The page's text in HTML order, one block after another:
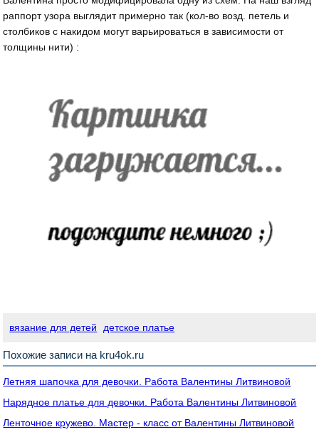
раппорт узора выглядит примерно так (кол-во возд. петель и
столбиков с накидом могут варьироваться в зависимости от
толщины нити) :
вязание для детей детское платье
Похожие записи на kru4ok.ru
Летняя шапочка для девочки. Работа Валентины Литвиновой
Нарядное платье для девочки. Работа Валентины Литвиновой
Ленточное кружево. Мастер - класс от Валентины Литвиновой